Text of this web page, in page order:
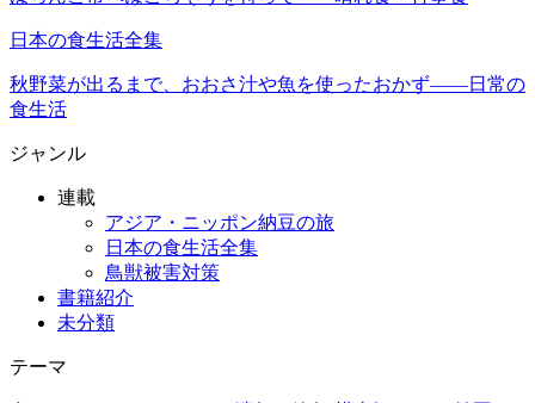
日本の食生活全集
秋野菜が出るまで、おおさ汁や魚を使ったおかず――日常の
食生活
ジャンル
連載
アジア・ニッポン納豆の旅
日本の食生活全集
鳥獣被害対策
書籍紹介
未分類
テーマ